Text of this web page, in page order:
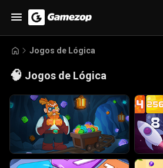
Jogos de Lógica
🧠 Jogos de Lógica